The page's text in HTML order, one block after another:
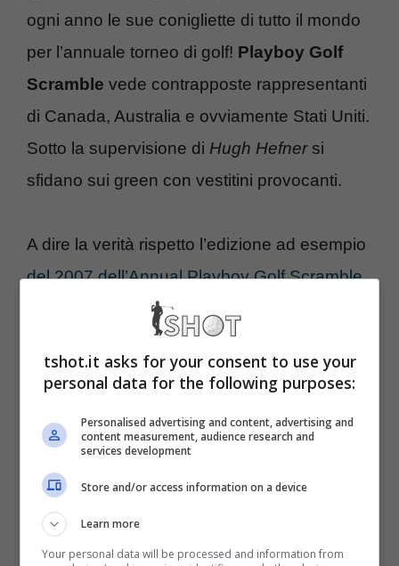
ogni anno le sue conigliette di tutto il mondo
per l’annuale torneo di golf! Playboy Golf
Scramble vede contrapposte rappresentanti
di Canada, Australia e ovviamente Stati Uniti.
Sotto la supervisione di Hugh Hefnersi
sfidano sui green con vestitini provocanti.
A dire la verità rispetto l’edizione ad esempio
del 2007 dell’Annual Playboy Golf Scramble
le tenute di gioco sono
sempre sexy ma un po’ meno esibite. Ma
siamo sicuri che tra qualche giorno
quelle che potete vedere in galleria.
Le conigliette giocheranno con golfisti
professionisti
tshot.it asks for your consent to use your
personal data for the following purposes:
Personalised advertising and content, advertising and
content measurement, audience research and
services development
Store and/or access information on a device
Learn more
Your personal data will be processed and information from